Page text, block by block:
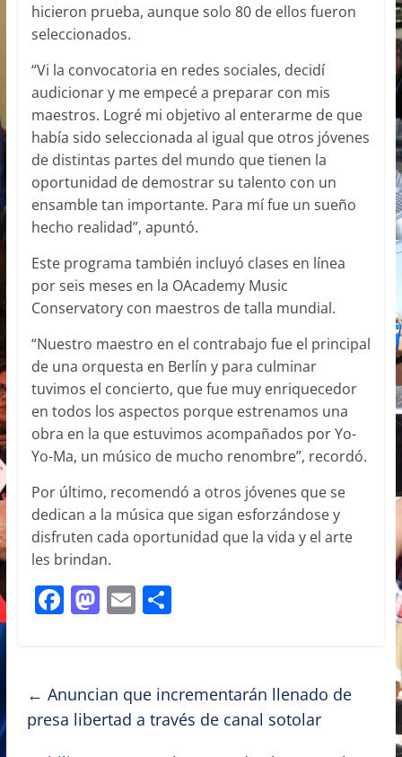
hicieron prueba, aunque solo 80 de ellos fueron
seleccionados.
“Vi la convocatoria en redes sociales, decidí
audicionar y me empecé a preparar con mis
maestros. Logré mi objetivo al enterarme de que
había sido seleccionada al igual que otros jóvenes
de distintas partes del mundo que tienen la
oportunidad de demostrar su talento con un
ensamble tan importante. Para mí fue un sueño
hecho realidad”, apuntó.
Este programa también incluyó clases en línea
por seis meses en la OAcademy Music
Conservatory con maestros de talla mundial.
“Nuestro maestro en el contrabajo fue el principal
de una orquesta en Berlín y para culminar
tuvimos el concierto, que fue muy enriquecedor
en todos los aspectos porque estrenamos una
obra en la que estuvimos acompañados por Yo-
Yo-Ma, un músico de mucho renombre”, recordó.
Por último, recomendó a otros jóvenes que se
dedican a la música que sigan esforzándose y
disfruten cada oportunidad que la vida y el arte
les brindan.
F
e
b
M
o
d
E
l
C
p
ar
← Anuncian que incrementarán llenado de
presa libertad a través de canal sotolar